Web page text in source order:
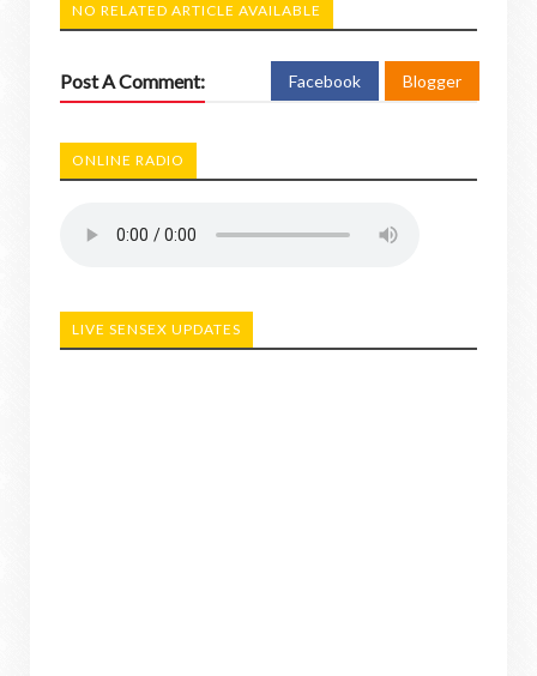
NO RELATED ARTICLE AVAILABLE
Post A Comment: Facebook Blogger
ONLINE RADIO
LIVE SENSEX UPDATES